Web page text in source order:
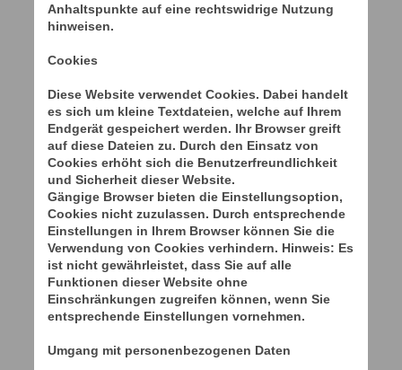
Anhaltspunkte auf eine rechtswidrige Nutzung
hinweisen.
Cookies
Diese Website verwendet Cookies. Dabei handelt
es sich um kleine Textdateien, welche auf Ihrem
Endgerät gespeichert werden. Ihr Browser greift
auf diese Dateien zu. Durch den Einsatz von
Cookies erhöht sich die Benutzerfreundlichkeit
und Sicherheit dieser Website.
Gängige Browser bieten die Einstellungsoption,
Cookies nicht zuzulassen. Durch entsprechende
Einstellungen in Ihrem Browser können Sie die
Verwendung von Cookies verhindern. Hinweis: Es
ist nicht gewährleistet, dass Sie auf alle
Funktionen dieser Website ohne
Einschränkungen zugreifen können, wenn Sie
entsprechende Einstellungen vornehmen.
Umgang mit personenbezogenen Daten